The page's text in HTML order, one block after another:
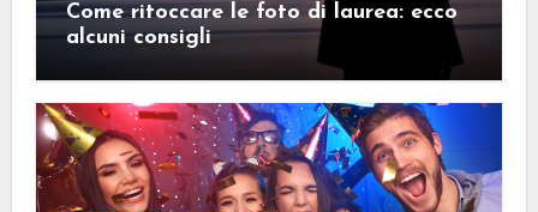
Come ritoccare le foto di laurea: ecco
alcuni consigli